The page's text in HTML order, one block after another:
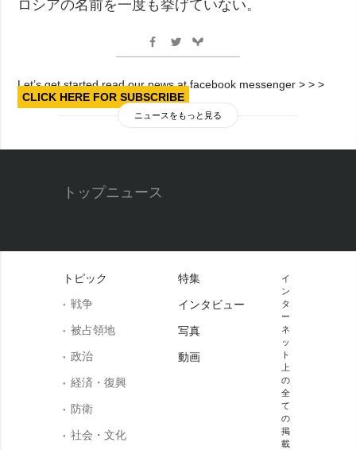
ロシアの名前を一度も挙げていない。
Let’s get started read our news at facebook messenger > > >
CLICK HERE FOR SUBSCRIBE
ニュースをもっと見る
トップニュース
トピック
戦争
被占領地
政治
経済・復興
防衛
社会・文化
特集
インタビュー
写真
動画
イ
ン
タ
ー
ネ
ッ
ト
上
の
全
て
の
掲
載